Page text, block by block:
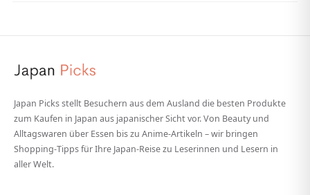
Japan Picks stellt Besuchern aus dem Ausland die besten Produkte
zum Kaufen in Japan aus japanischer Sicht vor. Von Beauty und
Alltagswaren über Essen bis zu Anime-Artikeln – wir bringen
Shopping-Tipps für Ihre Japan-Reise zu Leserinnen und Lesern in
aller Welt.